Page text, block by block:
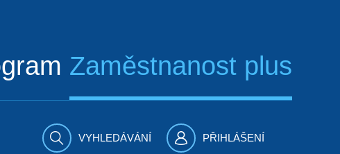
Zaměstnanost plus
VYHLEDÁVÁNÍ PŘIHLÁŠENÍ